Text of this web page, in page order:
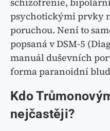
psychotickými prvky
poruchou. Není to
popsaná v DSM-5
manuál duševních
forma paranoidní
Kdo
nejčastěji?